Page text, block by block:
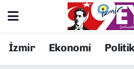
İzmir Ekonomi
Resmi İlanlar
Konak Nöbetçi